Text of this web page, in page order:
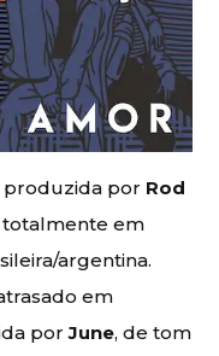
produzida por Rod
totalmente em
argentina.
em
porJune, de tom